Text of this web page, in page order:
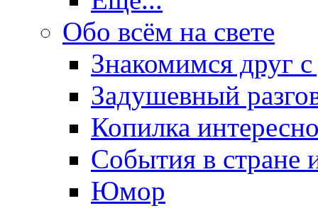
Обо всём на свете
Знакомимся друг
Задушевный
Копилка
События в стране
Юмор